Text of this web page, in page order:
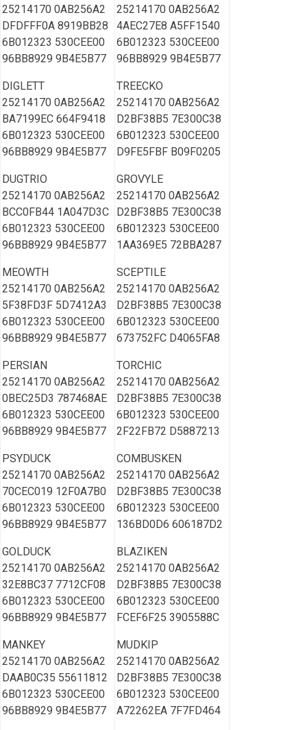
25214170 0AB256A2
DFDFFF0A 8919BB28
6B012323 530CEE00
96BB8929 9B4E5B77
DIGLETT
25214170 0AB256A2
BA7199EC 664F9418
6B012323 530CEE00
96BB8929 9B4E5B77
DUGTRIO
25214170 0AB256A2
BCC0FB44 1A047D3C
6B012323 530CEE00
96BB8929 9B4E5B77
MEOWTH
25214170 0AB256A2
5F38FD3F 5D7412A3
6B012323 530CEE00
96BB8929 9B4E5B77
PERSIAN
25214170 0AB256A2
0BEC25D3 787468AE
6B012323 530CEE00
96BB8929 9B4E5B77
PSYDUCK
25214170 0AB256A2
70CEC019 12F0A7B0
6B012323 530CEE00
96BB8929 9B4E5B77
GOLDUCK
25214170 0AB256A2
32E8BC37 7712CF08
6B012323 530CEE00
96BB8929 9B4E5B77
MANKEY
25214170 0AB256A2
DAAB0C35 55611812
6B012323 530CEE00
96BB8929 9B4E5B77
25214170 0AB256A2
4AEC27E8 A5FF1540
6B012323 530CEE00
96BB8929 9B4E5B77
TREECKO
25214170 0AB256A2
D2BF38B5 7E300C38
6B012323 530CEE00
D9FE5FBF B09F0205
GROVYLE
25214170 0AB256A2
D2BF38B5 7E300C38
6B012323 530CEE00
1AA369E5 72BBA287
SCEPTILE
25214170 0AB256A2
D2BF38B5 7E300C38
6B012323 530CEE00
673752FC D4065FA8
TORCHIC
25214170 0AB256A2
D2BF38B5 7E300C38
6B012323 530CEE00
2F22FB72 D5887213
COMBUSKEN
25214170 0AB256A2
D2BF38B5 7E300C38
6B012323 530CEE00
136BD0D6 606187D2
BLAZIKEN
25214170 0AB256A2
D2BF38B5 7E300C38
6B012323 530CEE00
FCEF6F25 3905588C
MUDKIP
25214170 0AB256A2
D2BF38B5 7E300C38
6B012323 530CEE00
A72262EA 7F7FD464